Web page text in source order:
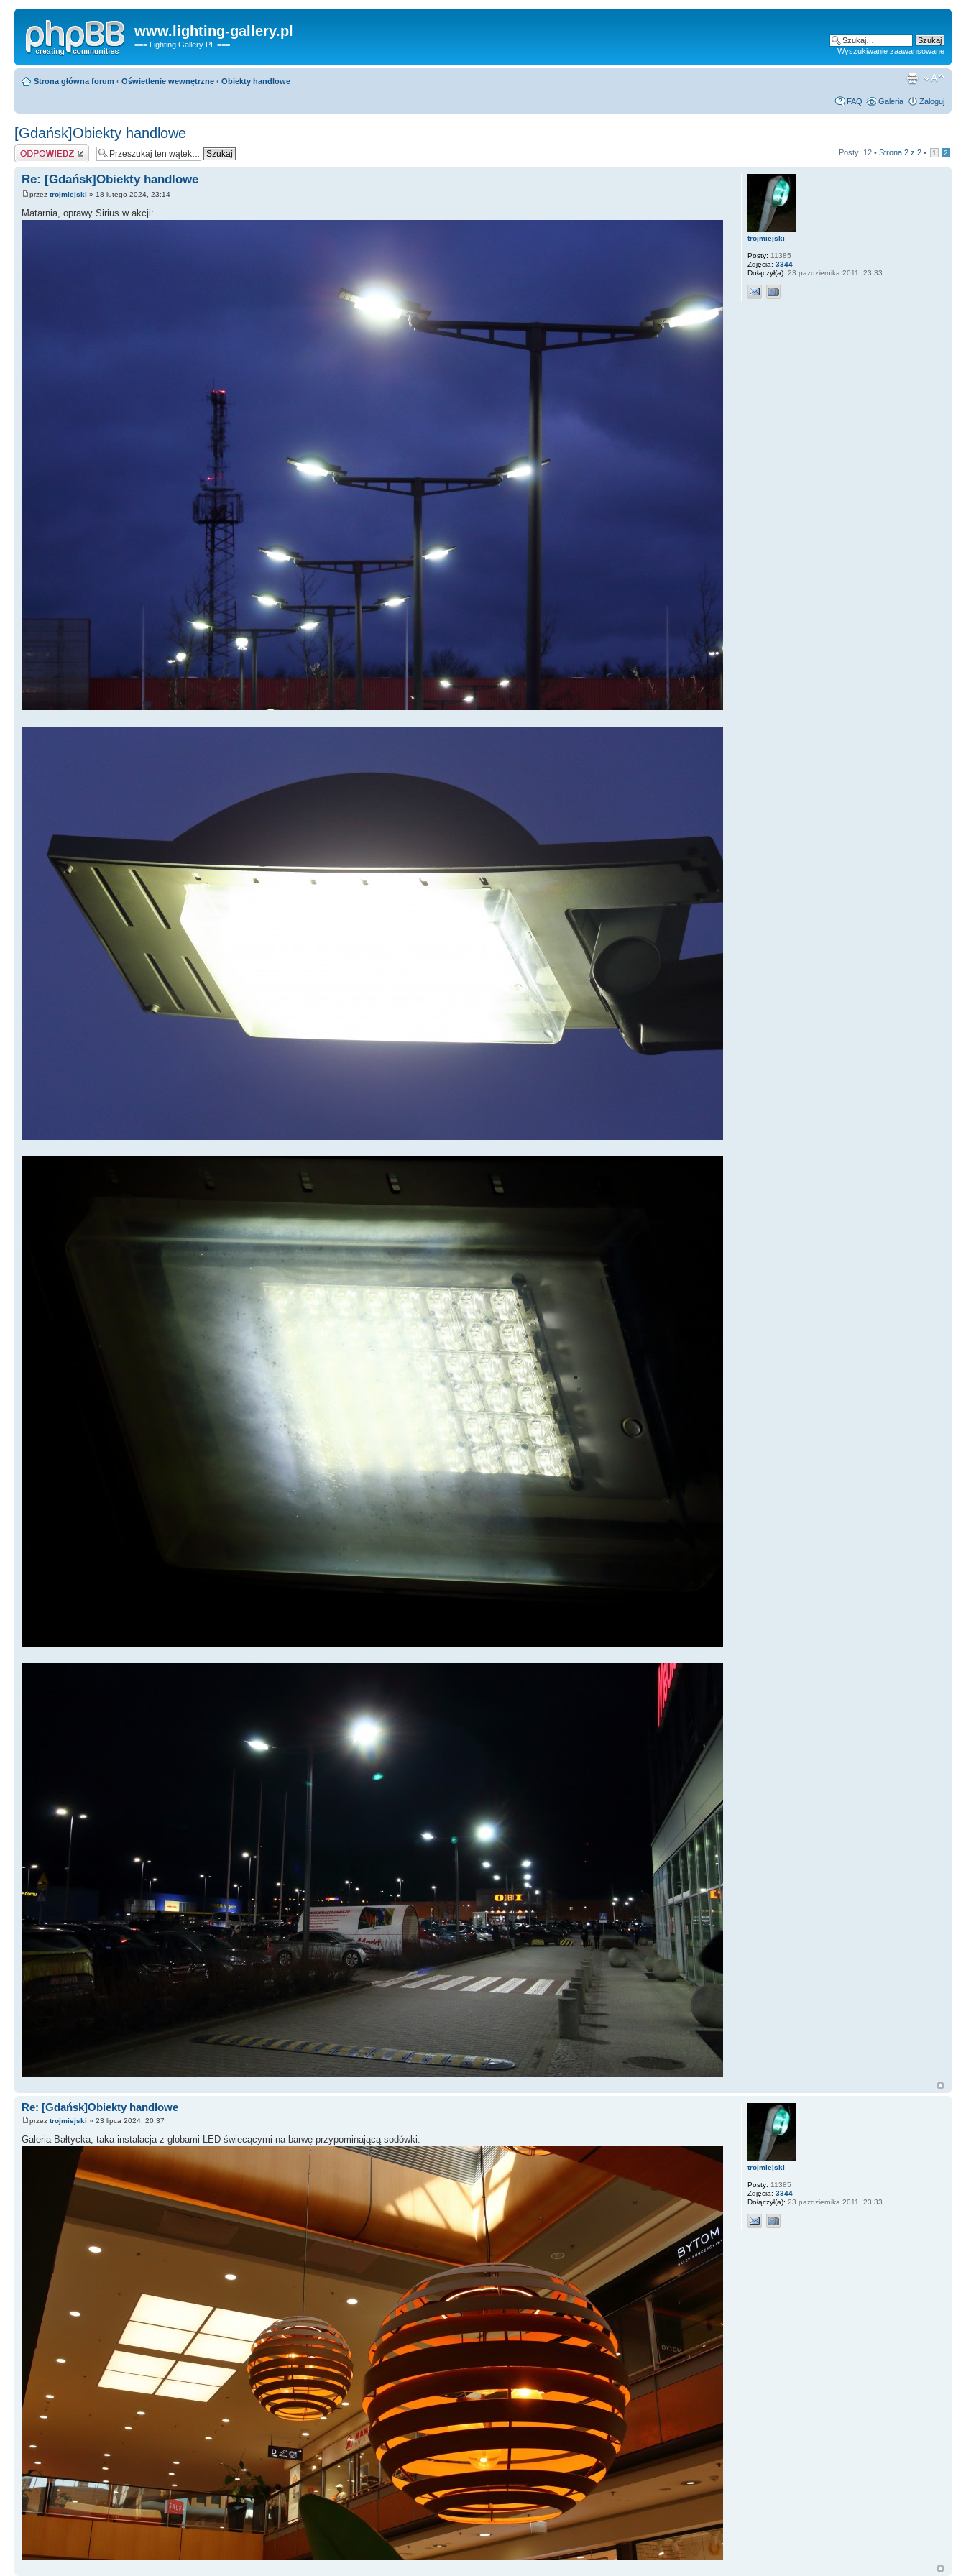
www.lighting-gallery.pl
=== Lighting Gallery PL ===
Wyszukiwanie zaawansowane
Strona główna forum ‹ Oświetlenie wewnętrzne ‹ Obiekty handlowe
FAQ Galeria Zaloguj
[Gdańsk]Obiekty handlowe
Odpowiedz Posty: 12 • Strona 2 z 2 • 1 2
Re: [Gdańsk]Obiekty handlowe
przez trojmiejski » 18 lutego 2024, 23:14
Matarnia, oprawy Sirius w akcji:
trojmiejski
Posty: 11385
Zdjęcia: 3344
Dołączył(a): 23 października 2011, 23:33
Re: [Gdańsk]Obiekty handlowe
przez trojmiejski » 23 lipca 2024, 20:37
Galeria Bałtycka, taka instalacja z globami LED świecącymi na barwę przypominającą sodówki:
trojmiejski
Posty: 11385
Zdjęcia: 3344
Dołączył(a): 23 października 2011, 23:33